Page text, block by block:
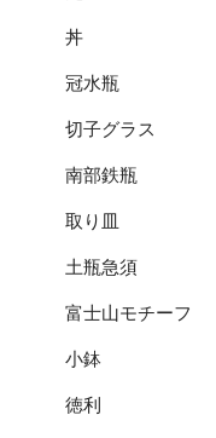
丼
冠水瓶
切子グラス
南部鉄瓶
取り皿
土瓶急須
富士山モチーフ
小鉢
徳利